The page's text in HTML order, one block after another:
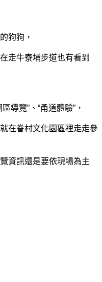
狗狗，
走牛寮埔步道也有看到
導覽”、“甬道體驗”，
在眷村文化園區裡走走參
資訊還是要依現場為主